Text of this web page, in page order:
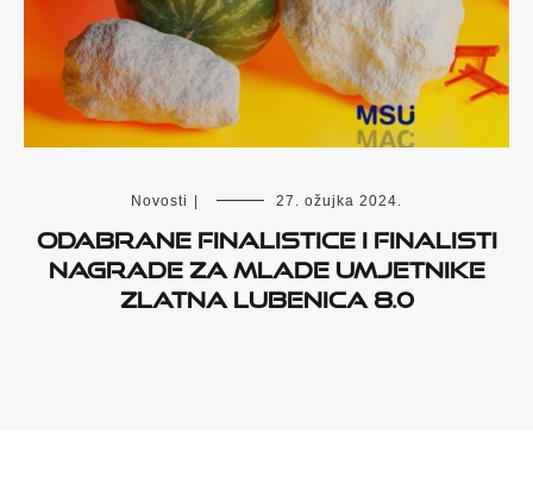
Novosti | 27. ožujka 2024.
Odabrane finalistice i finalisti
Nagrade za mlade umjetnike
Zlatna lubenica 8.0